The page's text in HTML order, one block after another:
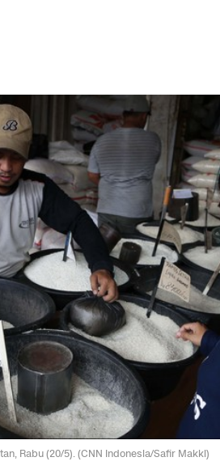
Rabu (20/5). (CNN Indonesia/Safir Makki)